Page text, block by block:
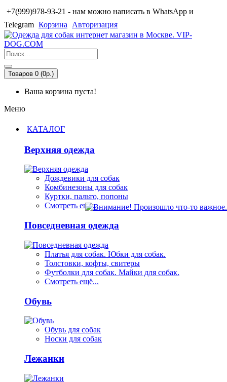
+7(999)978-93-21 - нам можно написать в WhatsApp и
Telegram Корзина Авторизация
Товаров 0 (0р.)
Ваша корзина пуста!
Меню
КАТАЛОГ
Верхняя одежда
Дождевики для собак
Комбинезоны для собак
Куртки, пальто, попоны
Смотреть ещё...
Повседневная одежда
Платья для собак. Юбки для собак.
Толстовки, кофты, свитеры
Футболки для собак. Майки для собак.
Смотреть ещё...
Обувь
Обувь для собак
Носки для собак
Лежанки